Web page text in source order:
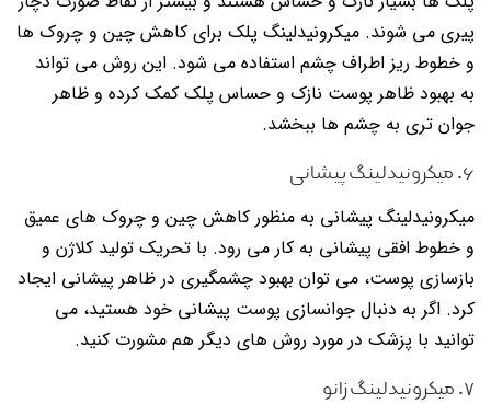
پیری می شوند. میکرونیدلینگ پلک برای کاهش چین و چروک ها
و خطوط ریز اطراف چشم استفاده می شود. این روش می تواند
به بهبود ظاهر پوست نازک و حساس پلک کمک کرده و ظاهر
جوان تری به چشم ها ببخشد.
۶. میکرونیدلینگ پیشانی
میکرونیدلینگ پیشانی به منظور کاهش چین و چروک های عمیق
و خطوط افقی پیشانی به کار می رود. با تحریک تولید کلاژن و
بازسازی پوست، می توان بهبود چشمگیری در ظاهر پیشانی ایجاد
کرد. اگر به دنبال جوانسازی پوست پیشانی خود هستید، می
توانید با پزشک در مورد روش های دیگر هم مشورت کنید.
۷. میکرونیدلینگ زانو